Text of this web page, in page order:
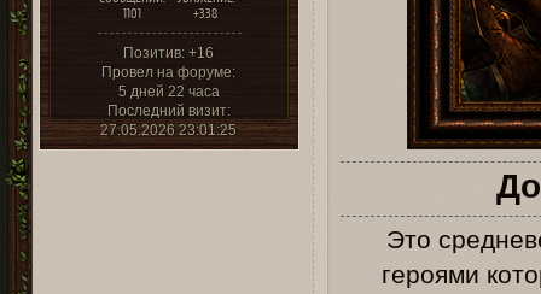
1101
+338
Позитив: +16
Провел на форуме:
5 дней 22 часа
Последний визит:
27.05.2026 23:01:25
Это
героями